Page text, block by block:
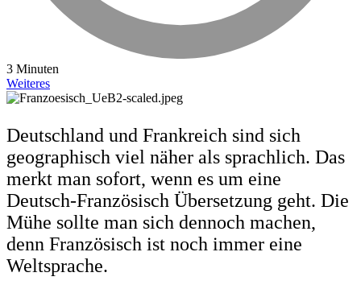
3 Minuten
Weiteres
Deutschland und Frankreich sind sich
geographisch viel näher als sprachlich. Das
merkt man sofort, wenn es um eine
Deutsch-Französisch Übersetzung geht. Die
Mühe sollte man sich dennoch machen,
denn Französisch ist noch immer eine
Weltsprache.